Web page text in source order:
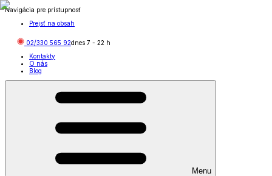
Navigácia pre prístupnosť
Prejsť na obsah
02/330 565 92dnes 7 - 22 h
Kontakty
O nás
Blog
Menu